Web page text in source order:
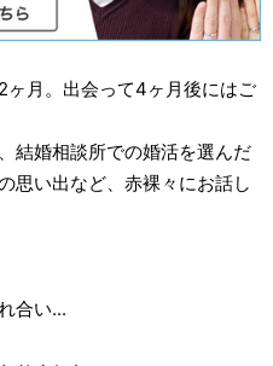
ヶ月。出会って4ヶ月後にはご
結婚相談所での婚活を選んだ
思い出など、赤裸々にお話し
合い...